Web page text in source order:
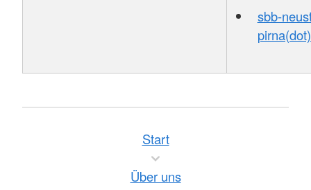
sbb-
Start
Über uns